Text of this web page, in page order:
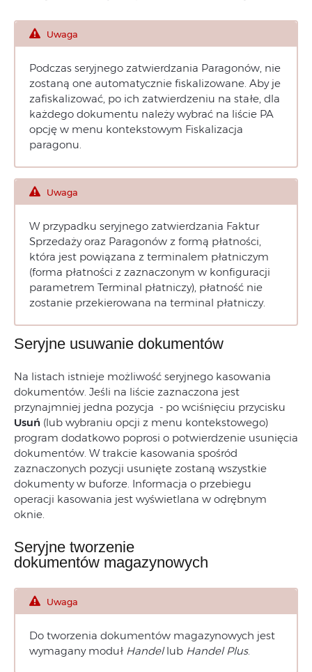
Uwaga
Podczas seryjnego zatwierdzania Paragonów, nie
zostaną one automatycznie fiskalizowane. Aby je
zafiskalizować, po ich zatwierdzeniu na stałe, dla
każdego dokumentu należy wybrać na liście PA
opcję w menu kontekstowym Fiskalizacja
paragonu.
Uwaga
W przypadku seryjnego zatwierdzania Faktur
Sprzedaży oraz Paragonów z formą płatności,
która jest powiązana z terminalem płatniczym
(forma płatności z zaznaczonym w konfiguracji
parametrem Terminal płatniczy), płatność nie
zostanie przekierowana na terminal płatniczy.
Seryjne usuwanie dokumentów
Na listach istnieje możliwość seryjnego kasowania
dokumentów. Jeśli na liście zaznaczona jest
przynajmniej jedna pozycja - po wciśnięciu przycisku
Usuń (lub wybraniu opcji z menu kontekstowego)
program dodatkowo poprosi o potwierdzenie usunięcia
dokumentów. W trakcie kasowania spośród
zaznaczonych pozycji usunięte zostaną wszystkie
dokumenty w buforze. Informacja o przebiegu
operacji kasowania jest wyświetlana w odrębnym
oknie.
Seryjne tworzenie
dokumentów magazynowych
Uwaga
Do tworzenia dokumentów magazynowych jest
wymagany moduł Handellub Handel Plus.